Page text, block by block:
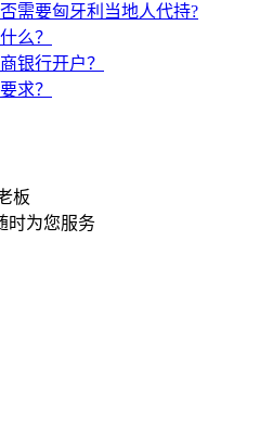
需要匈牙利当地人代持?
么？
银行开户？
求？
板
时为您服务